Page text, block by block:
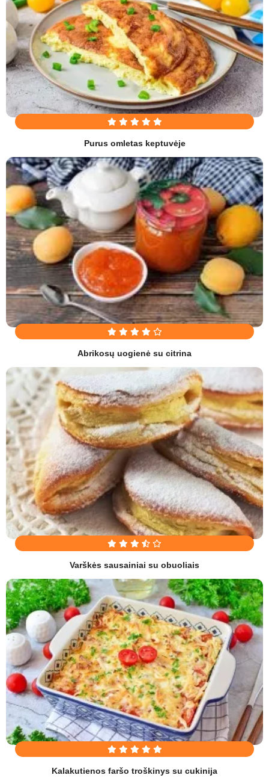
Purus omletas keptuvėje
Abrikosų uogienė su citrina
Varškės sausainiai su obuoliais
Kalakutienos faršo troškinys su cukinija